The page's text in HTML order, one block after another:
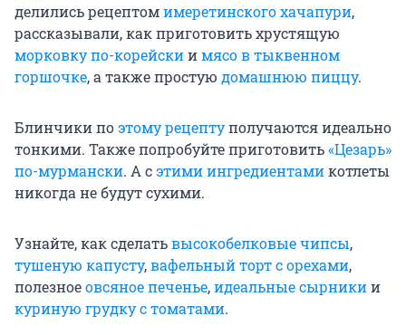
делились рецептомимеретинского хачапури,
рассказывали, как приготовить хрустящую
морковку по-корейскиимясо в тыквенном
горшочке, а также простую домашнюю пиццу.
Блинчики поэтому рецептуполучаются идеально
тонкими. Также попробуйте приготовить«Цезарь»
по-мурмански. А сэтими ингредиентамикотлеты
никогда не будут сухими.
Узнайте, как сделатьвысокобелковые чипсы,
тушеную капусту,вафельный торт с орехами,
полезноеовсяное печенье,идеальные сырникии
куриную грудку с томатами.